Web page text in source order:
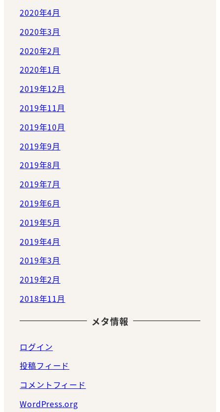
2020年4月
2020年3月
2020年2月
2020年1月
2019年12月
2019年11月
2019年10月
2019年9月
2019年8月
2019年7月
2019年6月
2019年5月
2019年4月
2019年3月
2019年2月
2018年11月
メタ情報
ログイン
投稿フィード
コメントフィード
WordPress.org